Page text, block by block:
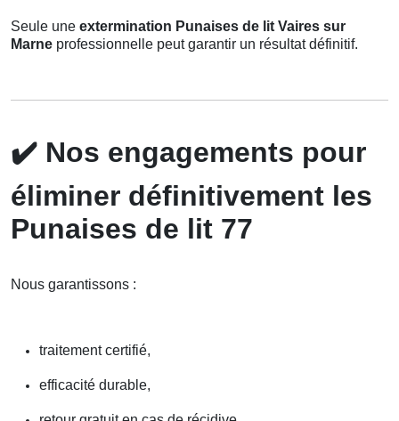
Seule une extermination Punaises de lit Vaires sur
Marne professionnelle peut garantir un résultat définitif.
✔️ Nos engagements pour
éliminer définitivement les
Punaises de lit 77
Nous garantissons :
traitement certifié,
efficacité durable,